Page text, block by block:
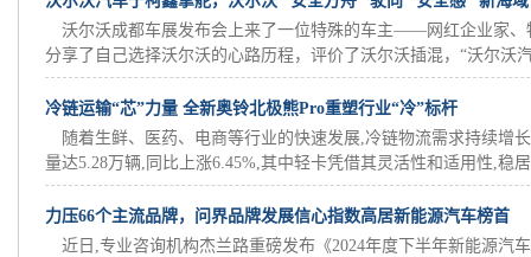
沃尔沃成都车展发布会上来了一位特殊的车主——网红企业家、
分享了自己选择沃尔沃的心路历程，评价了沃尔沃插混，“沃尔沃
冷链运输“芯”力量 全新奥铃北极熊Pro重塑行业“冷”标杆
随着生鲜、医药、电商等行业的快速发展,冷链物流需求持续增
量达5.28万辆,同比上涨6.45%,其中轻卡凭借其灵活性和适用性,稳
力压66个主流品牌，问界品牌发展信心指数高居新能源汽车榜首
近日,专业咨询机构杰兰路重磅发布《2024年度下半年新能源汽